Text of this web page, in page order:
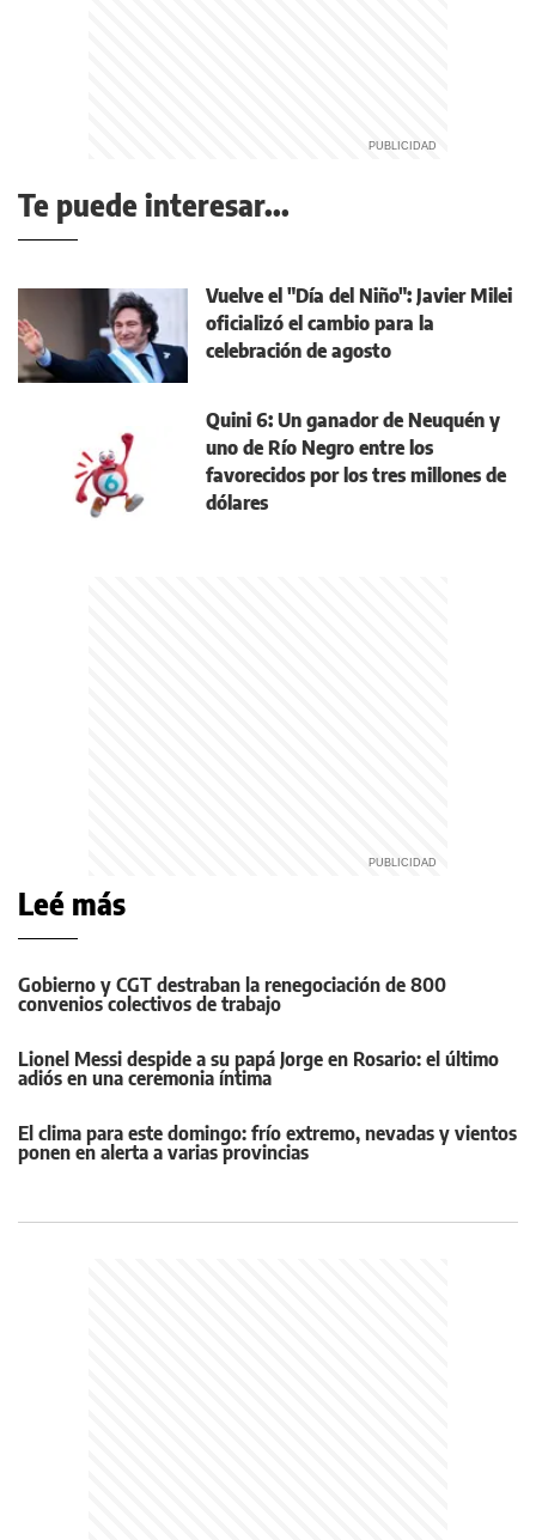
Te puede interesar...
Vuelve el "Día del Niño": Javier Milei
oficializó el cambio para la
celebración de agosto
Quini 6: Un ganador de Neuquén y
uno de Río Negro entre los
favorecidos por los tres millones de
dólares
Leé más
Gobierno y CGT destraban la renegociación de 800
convenios colectivos de trabajo
Lionel Messi despide a su papá Jorge en Rosario: el último
adiós en una ceremonia íntima
El clima para este domingo: frío extremo, nevadas y vientos
ponen en alerta a varias provincias